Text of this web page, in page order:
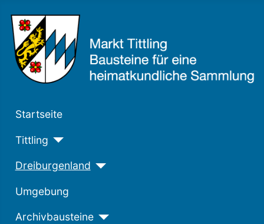
Startseite
Tittling
Dreiburgenland
Umgebung
Archivbausteine